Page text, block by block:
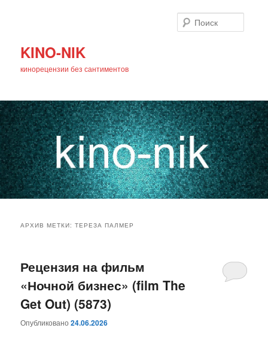
KINO-NIK
кинорецензии без сантиментов
основному
содержимому
дополнительному
содержимому
АРХИВ МЕТКИ:ТЕРЕЗА ПАЛМЕР
Рецензия на фильм
«Ночной бизнес» (film The
Get Out) (5873)
Опубликовано24.06.2026